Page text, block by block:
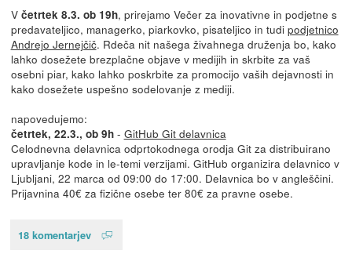
V četrtek 8.3. ob 19h, prirejamo Večer za inovativne in podjetne s
predavateljico, managerko, piarkovko, pisateljico in tudi podjetnico
Andrejo Jernejčič. Rdeča nit našega živahnega druženja bo, kako
lahko dosežete brezplačne objave v medijih in skrbite za vaš
osebni piar, kako lahko poskrbite za promocijo vaših dejavnosti in
kako dosežete uspešno sodelovanje z mediji.
napovedujemo:
četrtek, 22.3., ob 9h- GitHub Git delavnica
Celodnevna delavnica odprtokodnega orodja Git za distribuirano
upravljanje kode in le-temi verzijami. GitHub organizira delavnico v
Ljubljani, 22 marca od 09:00 do 17:00. Delavnica bo v angleščini.
Prijavnina 40€ za fizične osebe ter 80€ za pravne osebe.
18 komentarjev